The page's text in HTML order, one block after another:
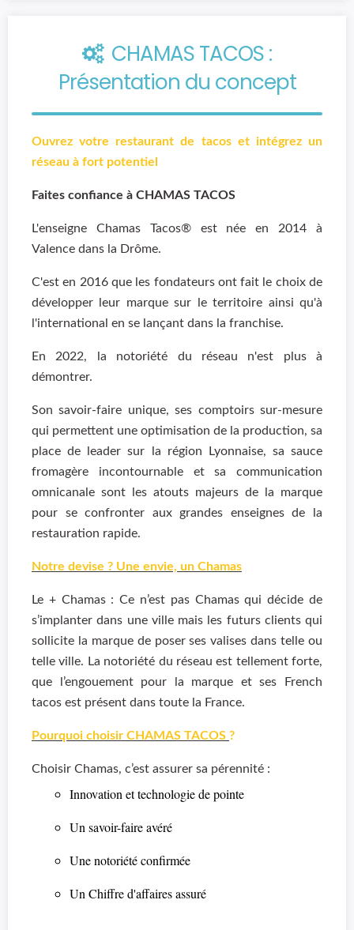
CHAMAS TACOS :
Présentation du concept
Ouvrez votre restaurant de tacos et intégrez un
réseau à fort potentiel
Faites confiance à CHAMAS TACOS
L'enseigne Chamas Tacos®️ est née en 2014 à
Valence dans la Drôme.
C'est en 2016 que les fondateurs ont fait le choix de
développer leur marque sur le territoire ainsi qu'à
l'international en se lançant dans la franchise.
En 2022, la notoriété du réseau n'est plus à
démontrer.
Son savoir-faire unique, ses comptoirs sur-mesure
qui permettent une optimisation de la production, sa
place de leader sur la région Lyonnaise, sa sauce
fromagère incontournable et sa communication
omnicanale sont les atouts majeurs de la marque
pour se confronter aux grandes enseignes de la
restauration rapide.
Notre devise ? Une envie, un Chamas
Le + Chamas : Ce n’est pas Chamas qui décide de
s’implanter dans une ville mais les futurs clients qui
sollicite la marque de poser ses valises dans telle ou
telle ville. La notoriété du réseau est tellement forte,
que l’engouement pour la marque et ses French
tacos est présent dans toute la France.
Pourquoi choisir CHAMAS TACOS ?
Choisir Chamas, c’est assurer sa pérennité :
Innovation et technologie de pointe
Un savoir-faire avéré
Une notoriété confirmée
Un Chiffre d'affaires assuré